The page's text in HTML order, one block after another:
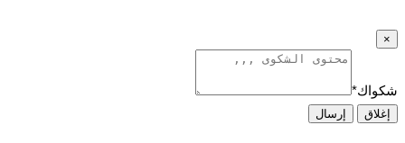
×
شكواك*
إغلاق إرسال